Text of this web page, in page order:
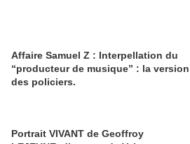
Affaire Samuel Z : Interpellation du
“producteur de musique” : la version
des policiers.
Portrait VIVANT de Geoffroy